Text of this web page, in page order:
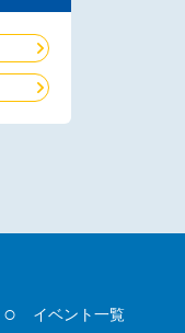
イベント一覧